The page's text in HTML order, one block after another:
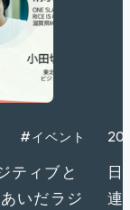
#イベント
ティブと
いだラジ
日
連